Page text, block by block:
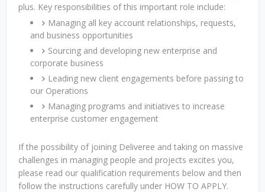
plus. Key responsibilities of this important role include:
Managing all key account relationships, requests,
and business opportunities
Sourcing and developing new enterprise and
corporate business
Leading new client engagements before passing to
our Operations
Managing programs and initiatives to increase
enterprise customer engagement
If the possibility of joining Deliveree and taking on massive
challenges in managing people and projects excites you,
please read our qualification requirements below and then
follow the instructions carefully under HOW TO APPLY.